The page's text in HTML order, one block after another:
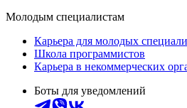
Молодым специалистам
Карьера для молодых
Школа программистов
Карьера в некоммерческих
Боты для уведомлений